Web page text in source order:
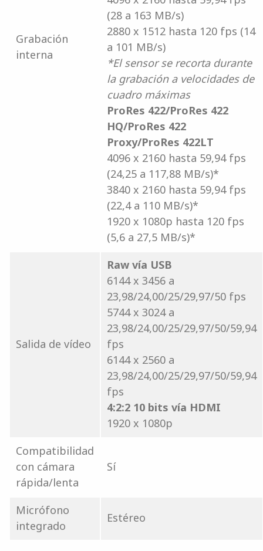
Grabación
interna
(28 a 163 MB/s)
2880 x 1512 hasta 120 fps (14
a 101 MB/s)
*El sensor se recorta durante
la grabación a velocidades de
cuadro máximas
ProRes 422/ProRes 422
HQ/ProRes 422
Proxy/ProRes 422LT
4096 x 2160 hasta 59,94 fps
(24,25 a 117,88 MB/s)*
3840 x 2160 hasta 59,94 fps
(22,4 a 110 MB/s)*
1920 x 1080p hasta 120 fps
(5,6 a 27,5 MB/s)*
Salida de vídeo
Raw vía USB
6144 x 3456 a
23,98/24,00/25/29,97/50 fps
5744 x 3024 a
23,98/24,00/25/29,97/50/59,94
fps
6144 x 2560 a
23,98/24,00/25/29,97/50/59,94
fps
4:2:2 10 bits vía HDMI
1920 x 1080p
Compatibilidad
con cámara
rápida/lenta
Sí
Micrófono
integrado
Estéreo